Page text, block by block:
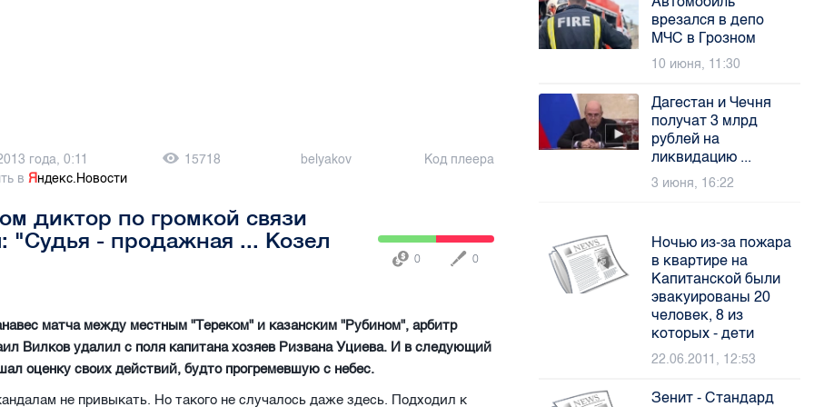
года, 0:11 15718 belyakov
Код плеера
вЯндекс.Новости
диктор по громкой связи
"Судья - продажная ... Козел
0 0
матча между местным "Тереком" и казанским "Рубином", арбитр
Вилков удалил с поля капитана хозяев Ризвана Уциева. И в следующий
оценку своих действий, будто прогремевшую с небес.
не привыкать. Но такого не случалось даже здесь. Подходил к
врезался в депо
МЧС в Грозном
10 июня, 11:30
Дагестан и Чечня
получат 3 млрд
рублей на
ликвидацию ...
3 июня, 16:22
Ночью из-за пожара
в квартире на
Капитанской были
эвакуированы 20
человек, 8 из
которых - дети
22.06.2011, 12:53
Зенит - Стандард